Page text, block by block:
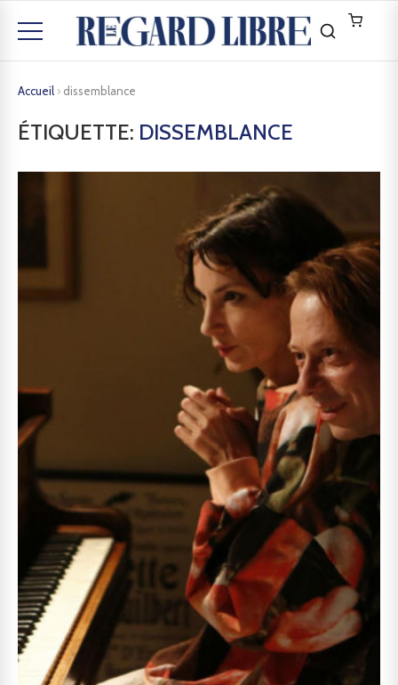
Accueil › dissemblance
ÉTIQUETTE: DISSEMBLANCE